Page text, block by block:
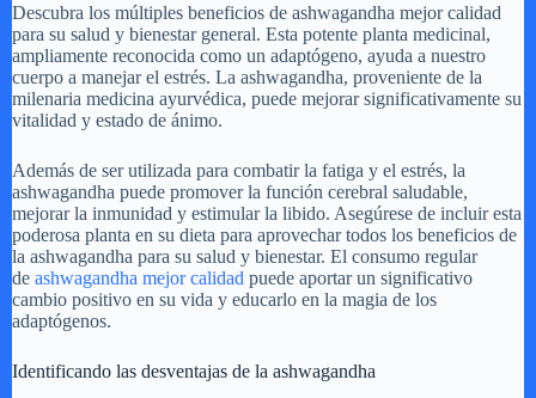
Descubra los múltiples beneficios de ashwagandha mejor calidad
para su salud y bienestar general. Esta potente planta medicinal,
ampliamente reconocida como un adaptógeno, ayuda a nuestro
cuerpo a manejar el estrés. La ashwagandha, proveniente de la
milenaria medicina ayurvédica, puede mejorar significativamente su
vitalidad y estado de ánimo.
Además de ser utilizada para combatir la fatiga y el estrés, la
ashwagandha puede promover la función cerebral saludable,
mejorar la inmunidad y estimular la libido. Asegúrese de incluir esta
poderosa planta en su dieta para aprovechar todos los beneficios de
la ashwagandha para su salud y bienestar. El consumo regular
de ashwagandha mejor calidad puede aportar un significativo
cambio positivo en su vida y educarlo en la magia de los
adaptógenos.
Identificando las desventajas de la ashwagandha